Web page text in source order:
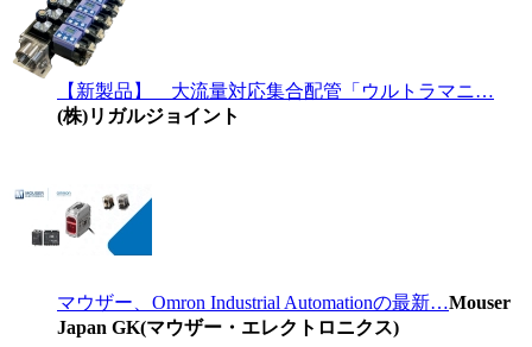
【新製品】 大流量対応集合配管「ウルトラマニ…
(株)リガルジョイント
マウザー、Omron Industrial Automationの最新…Mouser
Japan GK(マウザー・エレクトロニクス)